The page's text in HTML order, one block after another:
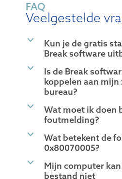
FAQ
Veelgestelde
b
Kun je de gratis
Break software
b
Is de Break
koppelen aan mijn
bureau?
b
Wat moet ik doen
foutmelding?
b
Wat betekent de
0x80070005?
b
Mijn computer kan
bestand niet